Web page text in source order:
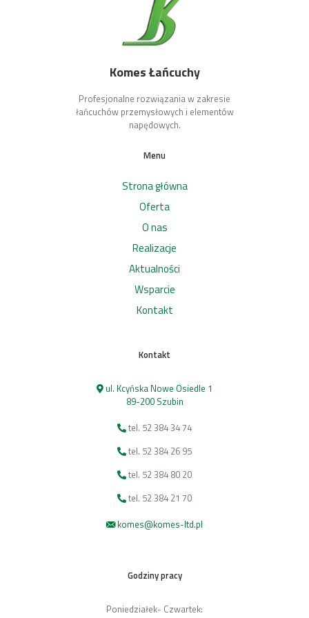
Komes Łańcuchy
Profesjonalne rozwiązania w zakresie
łańcuchów przemysłowych i elementów
napędowych.
Menu
Strona główna
Oferta
O nas
Realizacje
Aktualności
Wsparcie
Kontakt
Kontakt
ul. Kcyńska Nowe Osiedle 1
89-200 Szubin
tel. 52 384 34 74
tel. 52 384 26 95
tel. 52 384 80 20
tel. 52 384 21 70
komes@komes-ltd.pl
Godziny pracy
Poniedziałek- Czwartek: